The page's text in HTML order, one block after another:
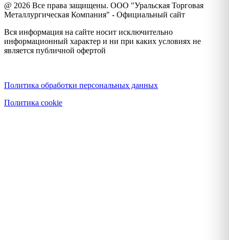
@ 2026 Все права защищены. ООО "Уральская Торговая
Металлургическая Компания" - Официальный сайт
Вся информация на сайте носит исключительно
информационный характер и ни при каких условиях не
является публичной офертой
Политика обработки персональных данных
Политика cookie